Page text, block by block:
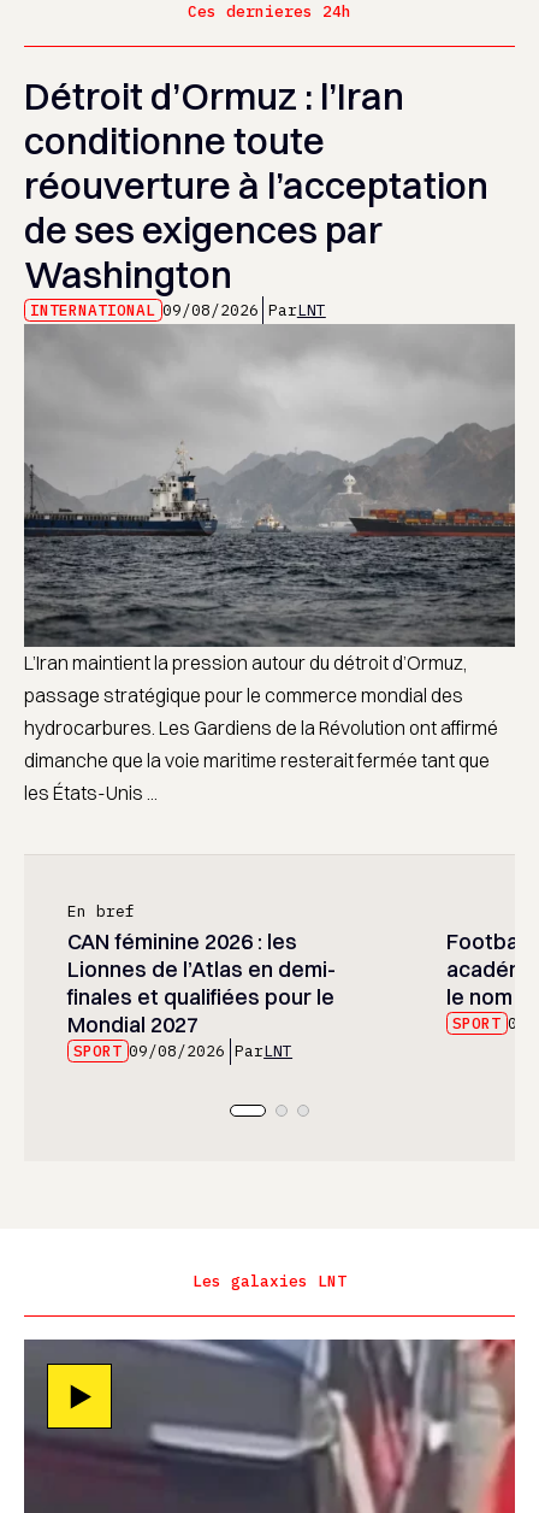
Ces dernieres 24h
Détroit d’Ormuz : l’Iran
conditionne toute
réouverture à l’acceptation
de ses exigences par
Washington
INTERNATIONAL 09/08/2026 ParLNT
L’Iran maintient la pression autour du détroit d’Ormuz,
passage stratégique pour le commerce mondial des
hydrocarbures. Les Gardiens de la Révolution ont affirmé
dimanche que la voie maritime resterait fermée tant que
les États-Unis ...
En bref
CAN féminine 2026 : les
Lionnes de l’Atlas en demi-
finales et qualifiées pour le
Mondial 2027
SPORT 09/08/2026 ParLNT
Football
le nom
SPORT 09/
Les galaxies LNT